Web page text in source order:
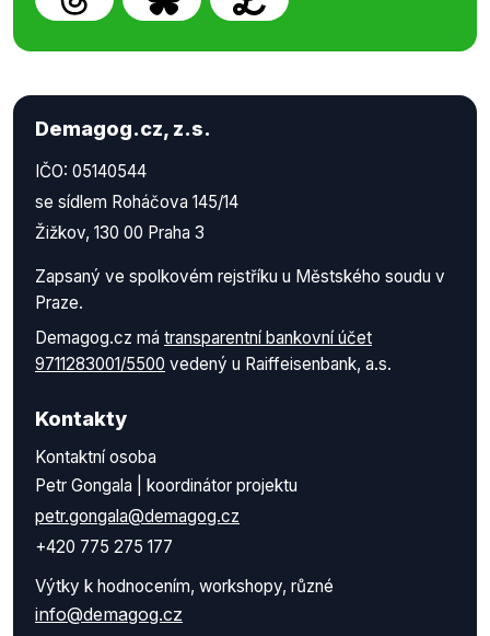
Ústecký kraj
246
91
celkem
Skutky spáchané amnestovanými osobami
za leden - květen 2013
rozdělení podle druhu kriminality
Počet skutků
Násilná kriminalita
165
Mravnostní kriminalita
Majetková kriminalita
Ostatní kriminalita
535
Zbývající kriminalita
132
celkem
Demagog.cz, z.s.
IČO: 05140544
se sídlem Roháčova 145/14
Žižkov, 130 00 Praha 3
Zapsaný ve spolkovém rejstříku u Městského soudu v
Praze.
Demagog.cz má transparentní bankovní účet
9711283001/5500 vedený u Raiffeisenbank, a.s.
Kontakty
Kontaktní osoba
Petr Gongala | koordinátor projektu
petr.gongala@demagog.cz
+420 775 275 177
Výtky k hodnocením, workshopy, různé
info@demagog.cz